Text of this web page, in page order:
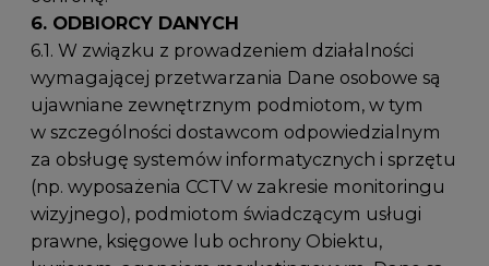
6. ODBIORCY DANYCH
6.1. W związku z prowadzeniem działalności
wymagającej przetwarzania Dane osobowe są
ujawniane zewnętrznym podmiotom, w tym
w szczególności dostawcom odpowiedzialnym
za obsługę systemów informatycznych i sprzętu
(np. wyposażenia CCTV w zakresie monitoringu
wizyjnego), podmiotom świadczącym usługi
prawne, księgowe lub ochrony Obiektu,